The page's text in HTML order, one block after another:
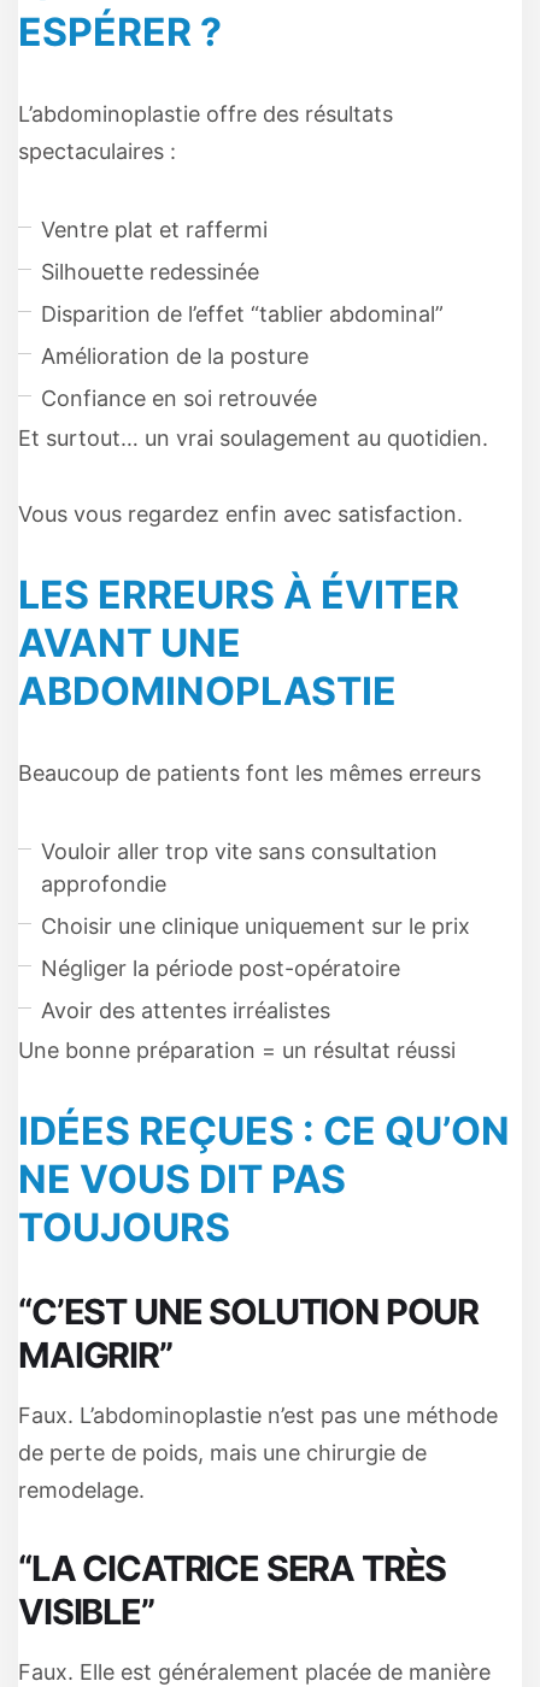
ESPÉRER ?
L’abdominoplastie offre des résultats
spectaculaires :
Ventre plat et raffermi
Silhouette redessinée
Disparition de l’effet “tablier abdominal”
Amélioration de la posture
Confiance en soi retrouvée
Et surtout… un vrai soulagement au quotidien.
Vous vous regardez enfin avec satisfaction.
LES ERREURS À ÉVITER
AVANT UNE
ABDOMINOPLASTIE
Beaucoup de patients font les mêmes erreurs
Vouloir aller trop vite sans consultation
approfondie
Choisir une clinique uniquement sur le prix
Négliger la période post-opératoire
Avoir des attentes irréalistes
Une bonne préparation = un résultat réussi
IDÉES REÇUES : CE QU’ON
NE VOUS DIT PAS
TOUJOURS
“C’EST UNE SOLUTION POUR
MAIGRIR”
Faux. L’abdominoplastie n’est pas une méthode
de perte de poids, mais une chirurgie de
remodelage.
“LA CICATRICE SERA TRÈS
VISIBLE”
Faux. Elle est généralement placée de manière